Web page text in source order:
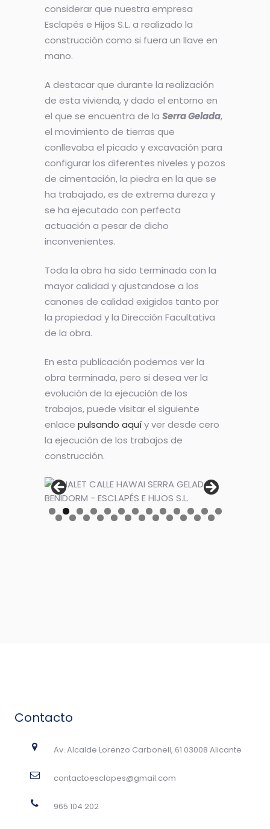
considerar que nuestra empresa
Esclapés e Hijos S.L. a realizado la
construcción como si fuera un llave en
mano.
A destacar que durante la realización
de esta vivienda, y dado el entorno en
el que se encuentra de la Serra Gelada,
el movimiento de tierras que
conllevaba el picado y excavación para
configurar los diferentes niveles y pozos
de cimentación, la piedra en la que se
ha trabajado, es de extrema dureza y
se ha ejecutado con perfecta
actuación a pesar de dicho
inconvenientes.
Toda la obra ha sido terminada con la
mayor calidad y ajustandose a los
canones de calidad exigidos tanto por
la propiedad y la Dirección Facultativa
de la obra.
En esta publicación podemos ver la
obra terminada, pero si desea ver la
evolución de la ejecución de los
trabajos, puede visitar el siguiente
enlace pulsando aquíy ver desde cero
la ejecución de los trabajos de
construcción.
Contacto
Av. Alcalde Lorenzo Carbonell, 61 03008 Alicante
contactoesclapes@gmail.com
965 104 202